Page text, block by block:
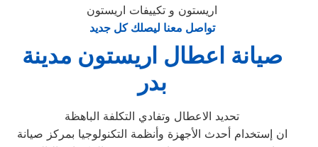
اريستون و تكييفات اريستون
تواصل معنا ليصلك كل جديد
صيانة اعطال اريستون مدينة
بدر
تحديد الاعطال وتفادي التكلفة الباهظة
ان إستخدام أحدث الأجهزة وأنظمة التكنولوجيا بمركز صيانة